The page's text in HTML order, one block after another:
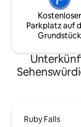
Kostenloser
Parkplatz auf
Grundstück
Ruby Falls